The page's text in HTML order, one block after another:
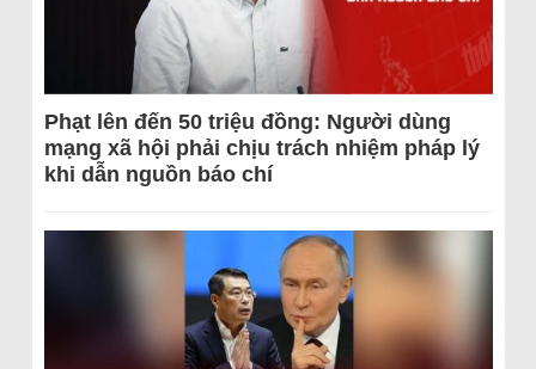
Phạt lên đến 50 triệu đồng: Người dùng
mạng xã hội phải chịu trách nhiệm pháp lý
khi dẫn nguồn báo chí